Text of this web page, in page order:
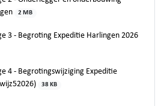
2 MB
3 - Begroting Expeditie Harlingen 2026
4 - Begrotingswijziging Expeditie
38 KB